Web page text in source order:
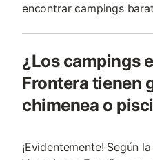
encontrar campings
¿Los campings
Frontera tienen
chimenea o
¡Evidentemente! Según